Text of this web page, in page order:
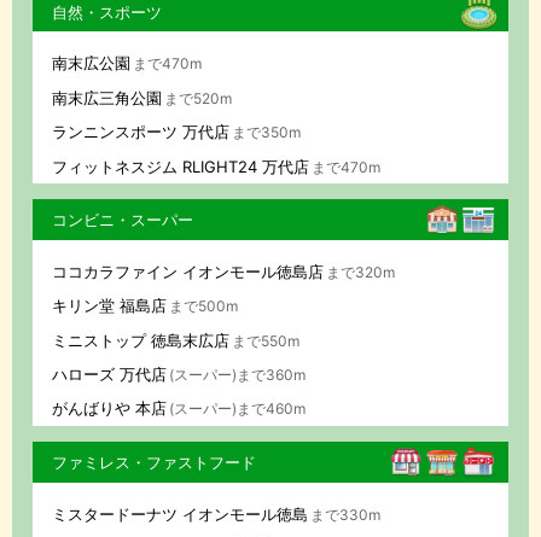
自然・スポーツ
南末広公園 まで470m
南末広三角公園 まで520m
ランニンスポーツ 万代店 まで350m
フィットネスジム RLIGHT24 万代店 まで470m
コンビニ・スーパー
ココカラファイン イオンモール徳島店 まで320m
キリン堂 福島店 まで500m
ミニストップ 徳島末広店 まで550m
ハローズ 万代店 (スーパー)まで360m
がんばりや 本店 (スーパー)まで460m
ファミレス・ファストフード
ミスタードーナツ イオンモール徳島 まで330m